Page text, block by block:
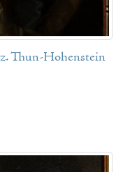
Thun-Hohenstein